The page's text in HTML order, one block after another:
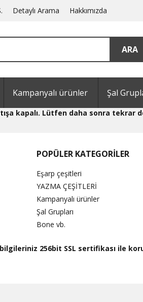
Detaylı Arama Hakkımızda
Kampanyalı ürünler Şal
kapalı. Lütfen daha sonra tekrar
POPÜLER KATEGORİLER
Eşarp çeşitleri
YAZMA ÇEŞİTLERİ
Kampanyalı ürünler
Şal Grupları
Bone vb.
256bit SSL sertifikası ile